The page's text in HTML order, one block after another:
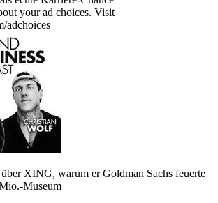
your ad choices. Visit
adchoices
XING, warum er Goldman Sachs feuerte
Museum